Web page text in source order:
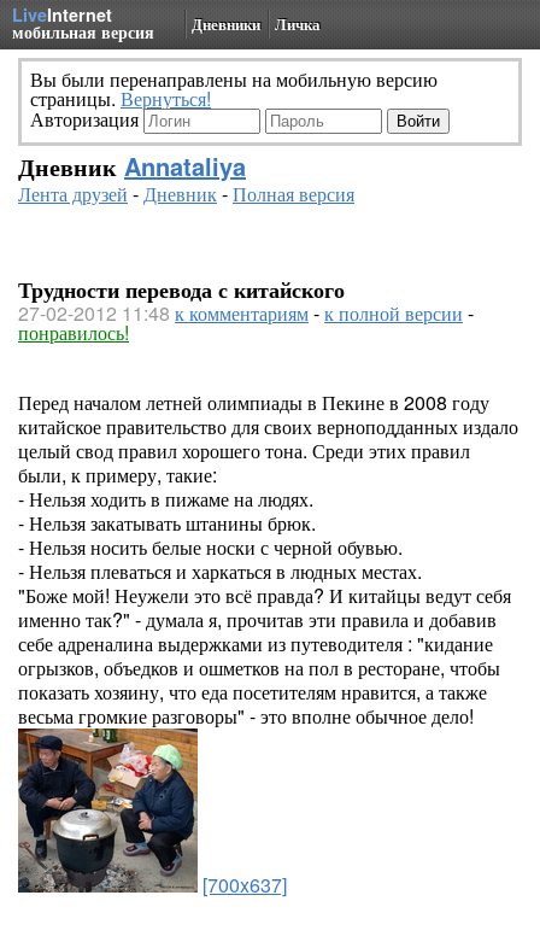
LiveInternet
мобильная версия Дневники Личка
Вы были перенаправлены на мобильную версию
страницы. Вернуться!
Авторизация
Дневник Annataliya
Лента друзей -Дневник-Полная версия
Трудности перевода с китайского
27-02-2012 11:48 к комментариям-к полной версии -
понравилось!
Перед началом летней олимпиады в Пекине в 2008 году
китайское правительство для своих верноподданных издало
целый свод правил хорошего тона. Среди этих правил
были, к примеру, такие:
- Нельзя ходить в пижаме на людях.
- Нельзя закатывать штанины брюк.
- Нельзя носить белые носки с черной обувью.
- Нельзя плеваться и харкаться в людных местах.
"Боже мой! Неужели это всё правда? И китайцы ведут себя
именно так?" - думала я, прочитав эти правила и добавив
себе адреналина выдержками из путеводителя : "кидание
огрызков, объедков и ошметков на пол в ресторане, чтобы
показать хозяину, что еда посетителям нравится, а также
весьма громкие разговоры" - это вполне обычное дело!
[700x637]